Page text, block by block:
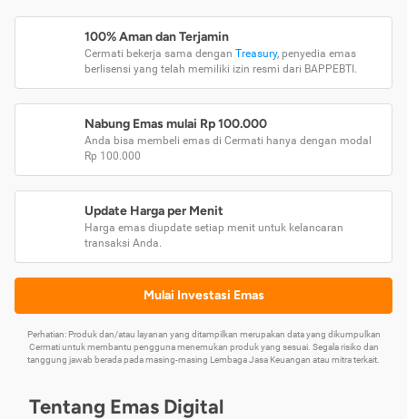
100% Aman dan Terjamin
Cermati bekerja sama dengan Treasury, penyedia emas
berlisensi yang telah memiliki izin resmi dari BAPPEBTI.
Nabung Emas mulai Rp 100.000
Anda bisa membeli emas di Cermati hanya dengan modal
Rp 100.000
Update Harga per Menit
Harga emas diupdate setiap menit untuk kelancaran
transaksi Anda.
Mulai Investasi Emas
Perhatian: Produk dan/atau layanan yang ditampilkan merupakan data yang dikumpulkan
Cermati untuk membantu pengguna menemukan produk yang sesuai. Segala risiko dan
tanggung jawab berada pada masing-masing Lembaga Jasa Keuangan atau mitra terkait.
Tentang Emas Digital